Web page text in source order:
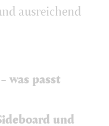
ausreichend
was passt
und